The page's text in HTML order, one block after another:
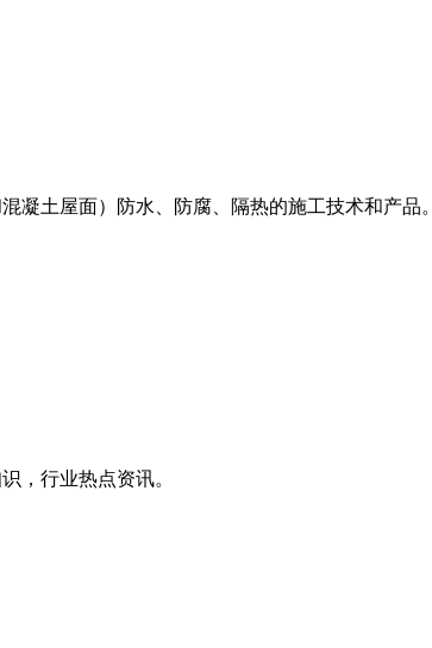
凝土屋面）防水、防腐、隔热的施工技术和产品。
，行业热点资讯。